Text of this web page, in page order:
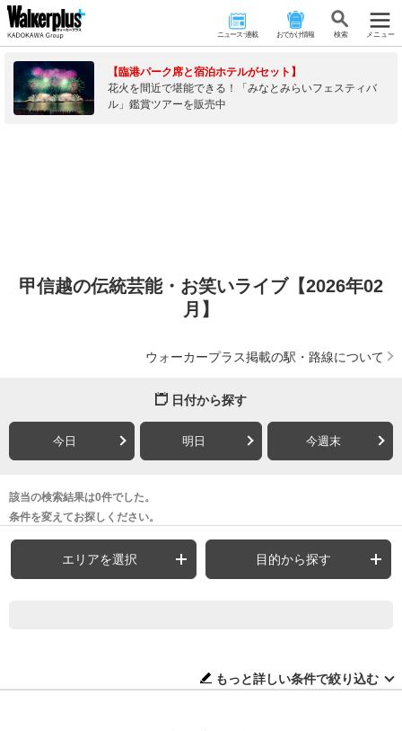
ニュース･連載 おでかけ情報 検 索 メニュー
【臨港パーク席と宿泊ホテルがセット】
花火を間近で堪能できる！「みなとみらいフェスティバ
ル」鑑賞ツアーを販売中
甲信越の伝統芸能・お笑いライブ【2026年02
月】
ウォーカープラス掲載の駅・路線について
日付から探す
今日 明日 今週末
該当の検索結果は0件でした。
条件を変えてお探しください。
エリアを選択 目的から探す
もっと詳しい条件で絞り込む